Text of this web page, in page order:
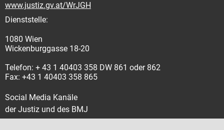
www.justiz.gv.at/WrJGH
Dienststelle:
1080 Wien
Wickenburggasse 18-20
Telefon: + 43 1 40403 358 DW 861 oder 862
Fax: +43 1 40403 358 865
Social Media Kanäle
der Justiz und des BMJ